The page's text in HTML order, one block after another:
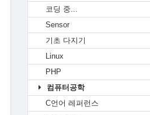
코딩 중...
Sensor
기초 다지기
Linux
PHP
컴퓨터공학
C언어 레퍼런스